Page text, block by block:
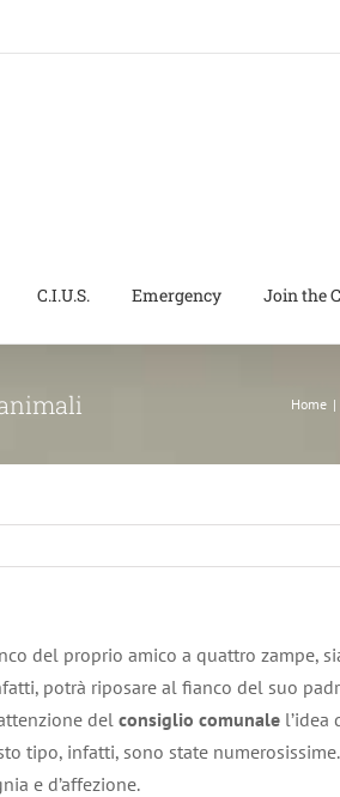
C.I.U.S. Emergency Join the
Home |
del proprio amico a quattro zampe,
potrà riposare al fianco del suo
delconsiglio comunale l’idea
tipo, infatti, sono state
e d’affezione.